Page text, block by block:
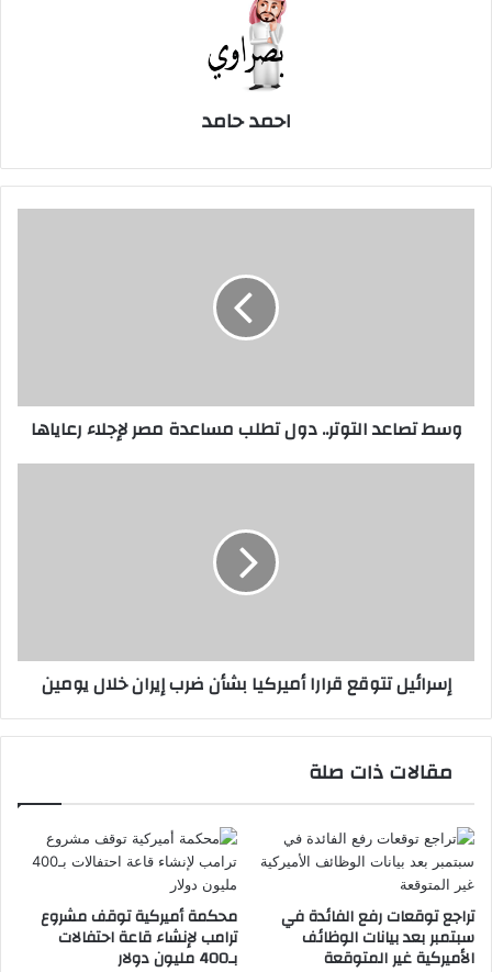
احمد حامد
رعاياها
وسط تصاعد التوتر.. دول تطلب مساعدة مصر لإجلاء رعاياها
يومين
إسرائيل تتوقع قرارا أميركيا بشأن ضرب إيران خلال يومين
مقالات ذات صلة
محكمة أميركية توقف مشروع
ترامب لإنشاء قاعة احتفالات
بـ400 مليون دولار
تراجع توقعات رفع الفائدة في
سبتمبر بعد بيانات الوظائف
الأميركية غير المتوقعة